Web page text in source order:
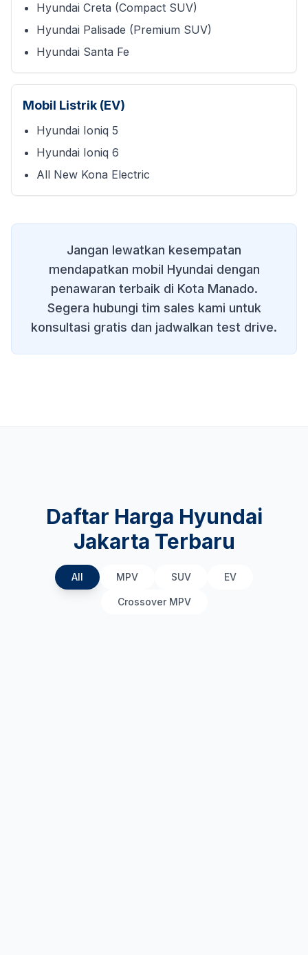
Hyundai Creta (Compact SUV)
Hyundai Palisade (Premium SUV)
Hyundai Santa Fe
Mobil Listrik (EV)
Hyundai Ioniq 5
Hyundai Ioniq 6
All New Kona Electric
Jangan lewatkan kesempatan
mendapatkan mobil Hyundai dengan
penawaran terbaik di Kota Manado.
Segera hubungi tim sales kami untuk
konsultasi gratis dan jadwalkan test drive.
Daftar Harga Hyundai
Jakarta Terbaru
All MPV SUV EV
Crossover MPV